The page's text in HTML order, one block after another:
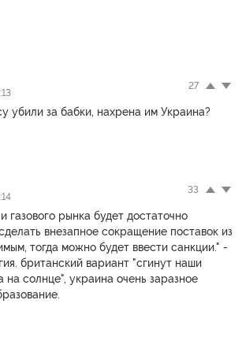
27
убили за бабки, нахрена им Украина?
33
газового рынка будет достаточно
внезапное сокращение поставок из
тогда можно будет ввести санкции." -
британский вариант "сгинут наши
на солнце", украина очень заразное